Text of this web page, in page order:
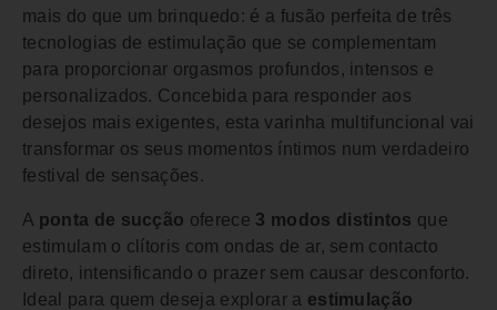
mais do que um brinquedo: é a fusão perfeita de três
tecnologias de estimulação que se complementam
para proporcionar orgasmos profundos, intensos e
personalizados. Concebida para responder aos
desejos mais exigentes, esta varinha multifuncional vai
transformar os seus momentos íntimos num verdadeiro
festival de sensações.
A ponta de sucção oferece 3 modos distintos que
estimulam o clítoris com ondas de ar, sem contacto
direto, intensificando o prazer sem causar desconforto.
Ideal para quem deseja explorar a estimulação